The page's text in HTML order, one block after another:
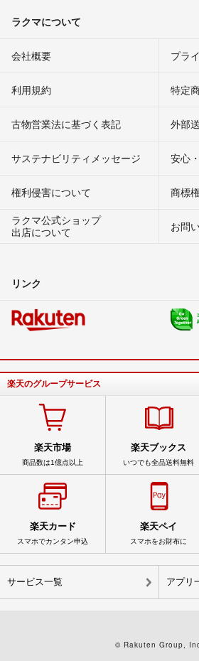
ラクマについて
会社概要 プラ
利用規約 特定
古物営業法に基づく表記 外部
サステナビリティメッセージ 安心
権利侵害について
商標
ラクマ公式ショップ
出店について
お問
リンク
楽天のグループサービス
楽天市場
商品数は1億点以上
楽天ブックス
いつでも全品送料無料
楽天カード
スマホでカンタン申込
楽天ペイ
スマホをお財布に
サービス一覧 アプリ
© Rakuten Group,